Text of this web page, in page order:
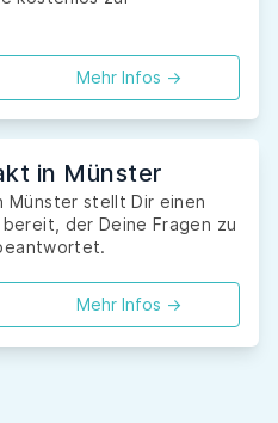
Mehr Infos ->
in Münster
Münster stellt Dir einen
der Deine Fragen zu
Mehr Infos ->